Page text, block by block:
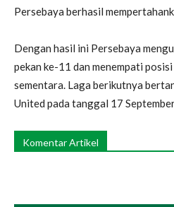
Persebaya berhasil
Dengan hasil ini Persebaya
pekan ke-11 dan menempati posisi
sementara. Laga berikutnya
United pada tanggal 17
Komentar Artikel